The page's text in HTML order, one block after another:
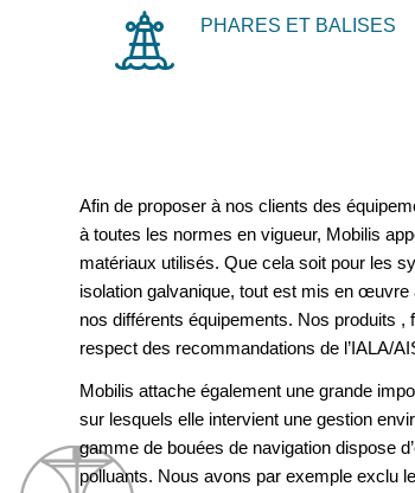
PHARES ET BALISES
Afin de proposer à nos clients des
à toutes les normes en vigueur, Mobilis
matériaux utilisés. Que cela soit pour les
isolation galvanique, tout est mis en œuvre
nos différents équipements. Nos produits
respect des recommandations de l’IALA/
Mobilis attache également une grande
sur lesquels elle intervient une gestion
gamme de bouées de navigation dispose
polluants. Nous avons par exemple exclu